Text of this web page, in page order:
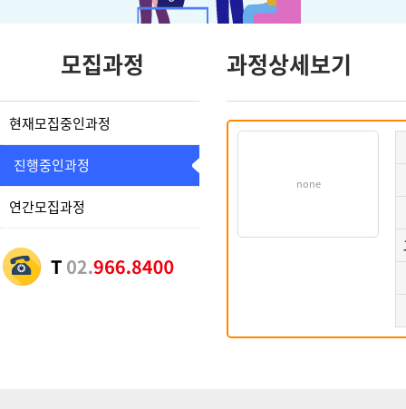
모집과정
현재모집중인과정
진행중인과정
연간모집과정
과정상세보기
none